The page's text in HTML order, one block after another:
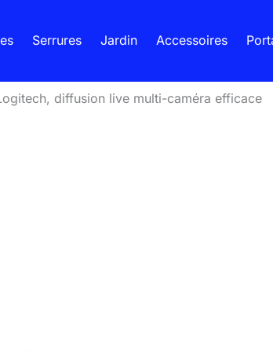
Serrures Jardin Accessoires
diffusion live multi-caméra efficace